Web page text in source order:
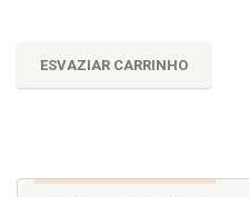
ESVAZIAR CARRINHO